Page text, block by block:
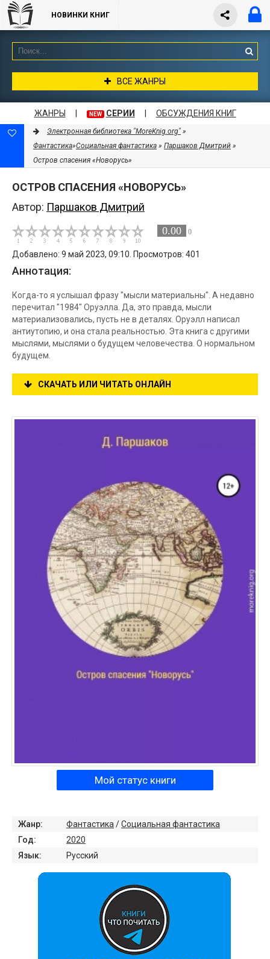
НОВИНКИ КНИГ
ВСЕ ЖАНРЫ
ЖАНРЫ NEW СЕРИИ ОБСУЖДЕНИЯ КНИГ
Электронная библиотека "MoreKnig.org" »
Фантастика»Социальная фантастика » Паршаков Дмитрий »
Остров спасения «Новорусь»
ОСТРОВ СПАСЕНИЯ «НОВОРУСЬ»
Автор: Паршаков Дмитрий
0.00 0
Добавлено: 9 май 2023, 09:10. Просмотров: 401
Аннотация:
Когда-то я услышал фразу "мысли материальны". А недавно
перечитал "1984" Оруэлла. Да, это правда, мысли
материализовались, пусть не в деталях. Оруэлл написал
антиутопию, и она стала реальностью. Эта книга с другими
мыслями, мыслями о будущем человечества. О нормальном
будущем.
СКАЧАТЬ ИЛИ ЧИТАТЬ ОНЛАЙН
Мой статус книги
Жанр: Фантастика /Социальная фантастика
Год:
2020
Язык:
Русский